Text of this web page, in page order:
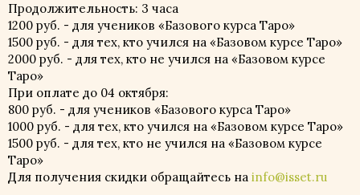
Продолжительность: 3 часа
1200 руб. - для учеников «Базового курса Таро»
1500 руб. - для тех, кто учился на «Базовом курсе Таро»
2000 руб. - для тех, кто не учился на «Базовом курсе
Таро»
При оплате до 04 октября:
800 руб. - для учеников «Базового курса Таро»
1000 руб. - для тех, кто учился на «Базовом курсе Таро»
1500 руб. - для тех, кто не учился на «Базовом курсе
Таро»
Для получения скидки обращайтесь на info@isset.ru